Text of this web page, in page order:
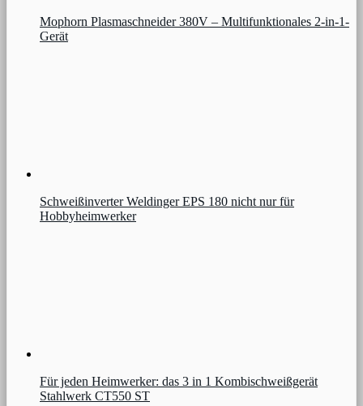
Mophorn Plasmaschneider 380V – Multifunktionales 2-in-1-
Gerät
Schweißinverter Weldinger EPS 180 nicht nur für
Hobbyheimwerker
Für jeden Heimwerker: das 3 in 1 Kombischweißgerät
Stahlwerk CT550 ST